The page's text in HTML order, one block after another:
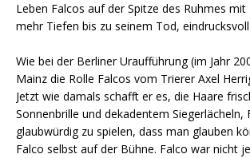
Leben Falcos auf der Spitze des Ruhmes
mehr Tiefen bis zu seinem Tod,
Wie bei der Berliner Uraufführung (im Jahr
Mainz die Rolle Falcos vom Trierer Axel
Jetzt wie damals schafft er es, die Haare
Sonnenbrille und dekadentem Siegerlächeln,
glaubwürdig zu spielen, dass man glauben
Falco selbst auf der Bühne. Falco war nicht